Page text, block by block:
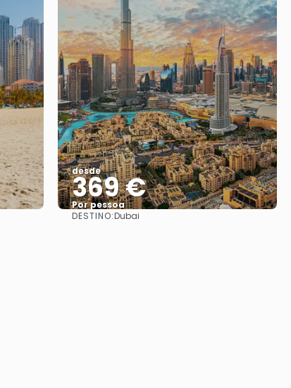
desde
369 €
Por pessoa
DESTINO:Dubai